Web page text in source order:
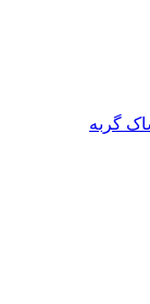
گربه